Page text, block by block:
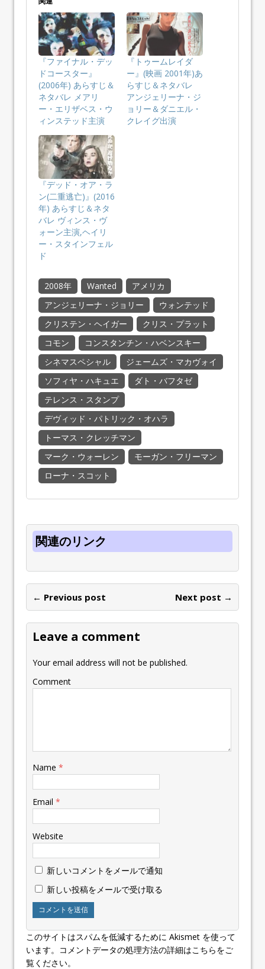
『ファイナル・デッ
ドコースター』
(2006年) あらすじ＆
ネタバレ メアリ
ー・エリザベス・ウ
ィンステッド主演
『トゥームレイダ
ー』(映画 2001年)あ
らすじ＆ネタバレ
アンジェリーナ・ジ
ョリー＆ダニエル・
クレイグ出演
『デッド・オア・ラ
ン(二重逃亡)』(2016
年) あらすじ＆ネタ
バレ ヴィンス・ヴ
ォーン主演,ヘイリ
ー・スタインフェル
ド
2008年 Wanted
アメリカ
アンジェリーナ・ジョリー
ウォンテッド
クリステン・ヘイガー
クリス・プラット
コモン
コンスタンチン・ハベンスキー
シネマスペシャル
ジェームズ・マカヴォイ
ソフィヤ・ハキュエ
ダト・バフタゼ
テレンス・スタンプ
デヴィッド・パトリック・オハラ
トーマス・クレッチマン
マーク・ウォーレン
モーガン・フリーマン
ローナ・スコット
関連のリンク
← Previous post Next post →
Leave a comment
Your email address will not be published.
Comment
Name *
Email *
Website
新しいコメントをメールで通知
新しい投稿をメールで受け取る
このサイトはスパムを低減するために Akismet を使って
います。 コメントデータの処理方法の詳細はこちらをご
覧ください。